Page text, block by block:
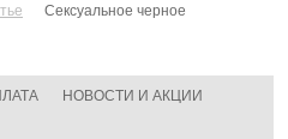
Cексуальное черное
НОВОСТИ И АКЦИИ